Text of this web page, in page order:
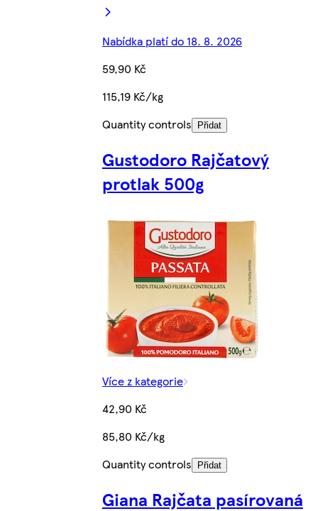
Nabídka platí do 18. 8. 2026
59,90 Kč
115,19 Kč/kg
Quantity controls
Přidat
Gustodoro Rajčatový
protlak 500g
Více z kategorie
42,90 Kč
85,80 Kč/kg
Quantity controls
Přidat
Giana Rajčata pasírovaná